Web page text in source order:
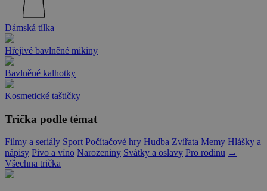
Dámská tílka
Hřejivé bavlněné mikiny
Bavlněné kalhotky
Kosmetické taštičky
Trička podle témat
Filmy a seriály Sport Počítačové hry Hudba Zvířata Memy Hlášky a
nápisy Pivo a víno Narozeniny Svátky a oslavy Pro rodinu →
Všechna trička